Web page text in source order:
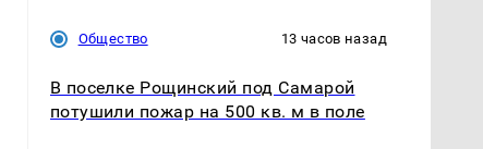
Общество 13 часов назад
В поселке Рощинский под Самарой
потушили пожар на 500 кв. м в поле